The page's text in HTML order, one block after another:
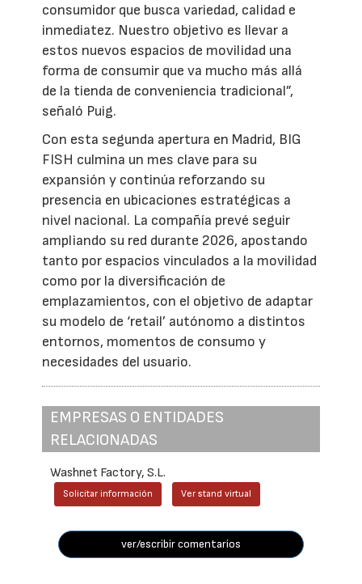
consumidor que busca variedad, calidad e
inmediatez. Nuestro objetivo es llevar a
estos nuevos espacios de movilidad una
forma de consumir que va mucho más allá
de la tienda de conveniencia tradicional”,
señaló Puig.
Con esta segunda apertura en Madrid, BIG
FISH culmina un mes clave para su
expansión y continúa reforzando su
presencia en ubicaciones estratégicas a
nivel nacional. La compañía prevé seguir
ampliando su red durante 2026, apostando
tanto por espacios vinculados a la movilidad
como por la diversificación de
emplazamientos, con el objetivo de adaptar
su modelo de ‘retail’ autónomo a distintos
entornos, momentos de consumo y
necesidades del usuario.
EMPRESAS O ENTIDADES
RELACIONADAS
Washnet Factory, S.L.
Solicitar información Ver stand virtual
ver/escribir comentarios